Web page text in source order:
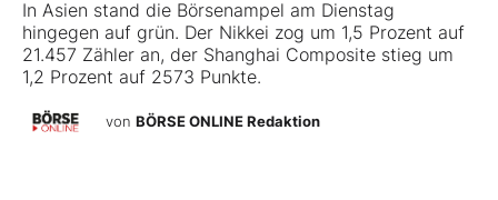
In Asien stand die Börsenampel am Dienstag
hingegen auf grün. Der Nikkei zog um 1,5 Prozent auf
21.457 Zähler an, der Shanghai Composite stieg um
1,2 Prozent auf 2573 Punkte.
von BÖRSE ONLINE Redaktion